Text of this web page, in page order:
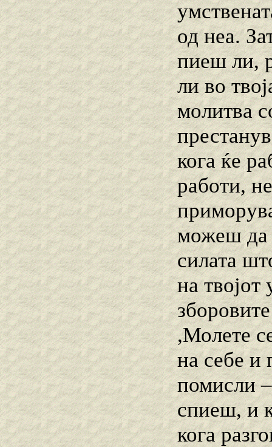
од неа.
пиеш ли,
ли во
молитва
кога ќе
работи,
можеш да
силата
на
,Молете
на себе и
помисли
спиеш, и
кога